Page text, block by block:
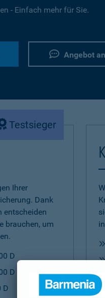
- Einfach mehr für Sie.
Angebot
Testsieger
Ihrer
Dank
entscheiden
brauchen, um
D
D
D